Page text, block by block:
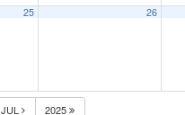
25 26
JUL 2025